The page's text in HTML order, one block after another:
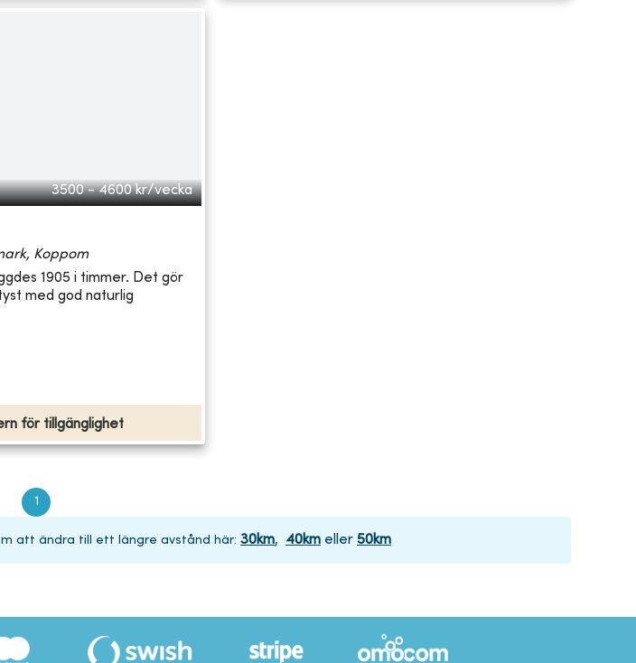
3500 - 4600 kr/vecka
Koppom
1905 i timmer. Det gör
med god naturlig
för tillgänglighet
1
att ändra till ett längre avstånd här: 30km, 40km eller 50km